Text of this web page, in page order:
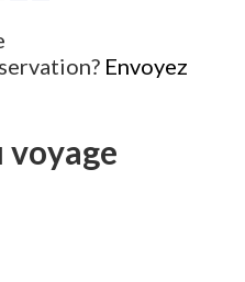
Envoyez
voyage